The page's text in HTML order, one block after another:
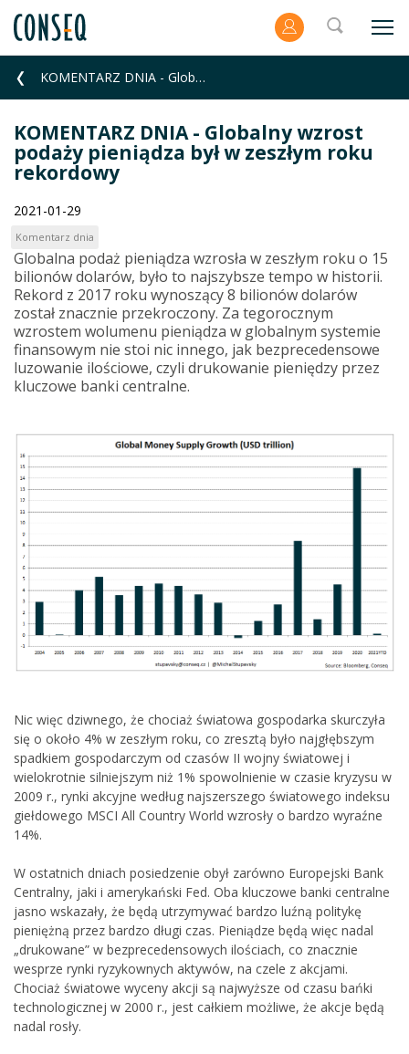
KOMENTARZ DNIA - Globalny wzrost podaży pieniądza był w zeszłym roku rekordowy
KOMENTARZ DNIA - Globalny wzrost
podaży pieniądza był w zeszłym roku
rekordowy
2021-01-29
Komentarz dnia
Globalna podaż pieniądza wzrosła w zeszłym roku o 15
bilionów dolarów, było to najszybsze tempo w historii.
Rekord z 2017 roku wynoszący 8 bilionów dolarów
został znacznie przekroczony. Za tegorocznym
wzrostem wolumenu pieniądza w globalnym systemie
finansowym nie stoi nic innego, jak bezprecedensowe
luzowanie ilościowe, czyli drukowanie pieniędzy przez
kluczowe banki centralne.
Nic więc dziwnego, że chociaż światowa gospodarka skurczyła
się o około 4% w zeszłym roku, co zresztą było najgłębszym
spadkiem gospodarczym od czasów II wojny światowej i
wielokrotnie silniejszym niż 1% spowolnienie w czasie kryzysu w
2009 r., rynki akcyjne według najszerszego światowego indeksu
giełdowego MSCI All Country World wzrosły o bardzo wyraźne
14%.
W ostatnich dniach posiedzenie obył zarówno Europejski Bank
Centralny, jaki i amerykański Fed. Oba kluczowe banki centralne
jasno wskazały, że będą utrzymywać bardzo luźną politykę
pieniężną przez bardzo długi czas. Pieniądze będą więc nadal
„drukowane” w bezprecedensowych ilościach, co znacznie
wesprze rynki ryzykownych aktywów, na czele z akcjami.
Chociaż światowe wyceny akcji są najwyższe od czasu bańki
technologicznej w 2000 r., jest całkiem możliwe, że akcje będą
nadal rosły.